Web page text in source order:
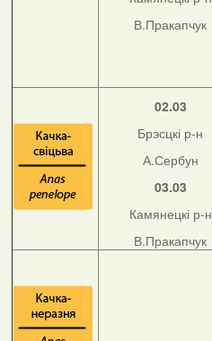
В.Пракапчук
02.03
Брэсцкі р-н
А.Сербун
03.03
Камянецкі р-н
В.Пракапчук